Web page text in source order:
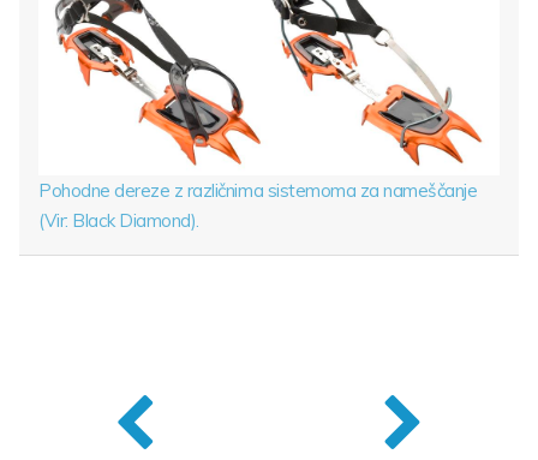
Pohodne dereze z različnima sistemoma za nameščanje
(Vir: Black Diamond).